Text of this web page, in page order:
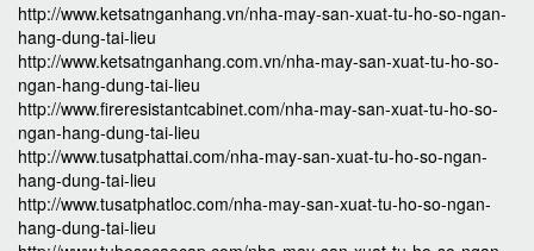
http://www.ketsatnganhang.vn/nha-may-san-xuat-tu-ho-so-ngan-
hang-dung-tai-lieu
http://www.ketsatnganhang.com.vn/nha-may-san-xuat-tu-ho-so-
ngan-hang-dung-tai-lieu
http://www.fireresistantcabinet.com/nha-may-san-xuat-tu-ho-so-
ngan-hang-dung-tai-lieu
http://www.tusatphattai.com/nha-may-san-xuat-tu-ho-so-ngan-
hang-dung-tai-lieu
http://www.tusatphatloc.com/nha-may-san-xuat-tu-ho-so-ngan-
hang-dung-tai-lieu